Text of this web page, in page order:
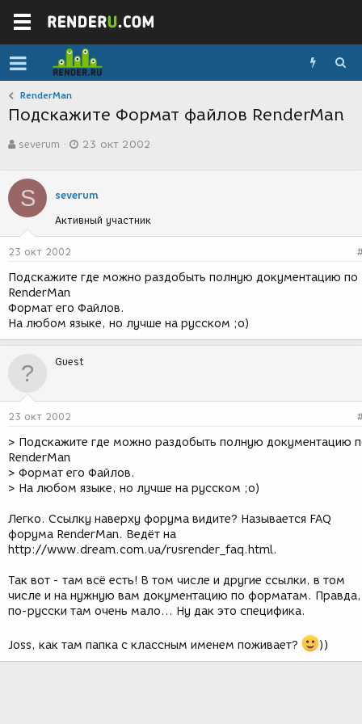
RenderMan
Подскажите Формат файлов RenderMan
в
о
р
т
е
м
ы
severum
а
с
з
д
и
23 окт 2002
S severum
Активный участник
23 окт 2002
Подскажите где можно раздобыть полную документацию по
RenderMan
Формат его Файлов.
На любом языке, но лучше на русском ;o)
Guest
23 окт 2002
> Подскажите где можно раздобыть полную документацию
RenderMan
> Формат его Файлов.
> На любом языке, но лучше на русском ;o)
Легко. Ссылку наверху форума видите? Называется FAQ
форума RenderMan. Ведёт на
http://www.dream.com.ua/rusrender_faq.html.
Так вот - там всё есть! В том числе и другие ссылки, в том
числе и на нужную вам документацию по форматам. Правда,
по-русски там очень мало... Ну дак это специфика.
Joss, как там папка с классным именем поживает? ))